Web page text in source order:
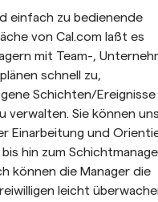
einfach zu bedienende
von Cal.com laßt es
mit Team-,
schnell zu,
Schichten/Ereignisse
verwalten. Sie können
Einarbeitung und
bis hin zum
können die Manager die
leicht